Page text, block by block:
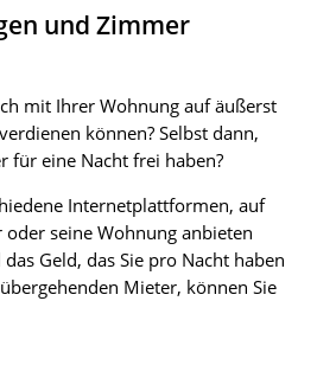
und Zimmer
mit Ihrer Wohnung auf äußerst
können? Selbst dann,
für eine Nacht frei haben?
Internetplattformen, auf
seine Wohnung anbieten
Geld, das Sie pro Nacht haben
Mieter, können Sie